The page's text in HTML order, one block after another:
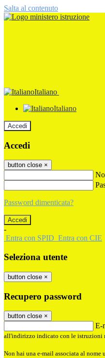
Salta al contenuto
Italiano
Italiano
Accedi
Accedi
button close ×
Password dimenticata?
-
Entra con SPID Entra con CIE
Seleziona utente
button close ×
Recupero password
button close ×
E-
all'indirizzo indicato con le istruzioni
Non hai una e-mail associata al nome